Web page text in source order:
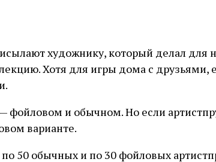
художнику, который делал для
Хотя для игры дома с
и обычном. Но если
варианте.
50 обычных и по 30 фойловых